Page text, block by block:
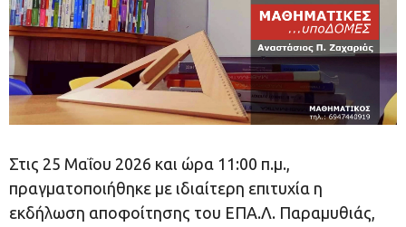
Στις 25 Μαΐου 2026 και ώρα 11:00 π.μ.,
πραγματοποιήθηκε με ιδιαίτερη επιτυχία η
εκδήλωση αποφοίτησης του ΕΠΑ.Λ. Παραμυθιάς,